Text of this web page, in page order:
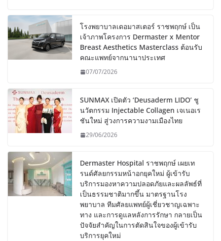
โรงพยาบาลเดอมาสเตอร์ ราชพฤกษ์ เป็น
เจ้าภาพโครงการ Dermaster x Mentor
Breast Aesthetics Masterclass ต้อนรับ
คณะแพทย์จากนานาประเทศ
07/07/2026
SUNMAX เปิดตัว ‘Deusaderm LIDO’ ชู
นวัตกรรม Injectable Collagen เจเนอเร
ชันใหม่ สู่วงการความงามเมืองไทย
29/06/2026
Dermaster Hospital ราชพฤกษ์ เผยเท
รนด์ศัลยกรรมหน้าอกยุคใหม่ ผู้เข้ารับ
บริการมองหาความปลอดภัยและผลลัพธ์ที่
เป็นธรรมชาติมากขึ้น มาตรฐานโรง
พยาบาล ทีมศัลยแพทย์ผู้เชี่ยวชาญเฉพาะ
ทาง และการดูแลหลังการรักษา กลายเป็น
ปัจจัยสำคัญในการตัดสินใจของผู้เข้ารับ
บริการยุคใหม่